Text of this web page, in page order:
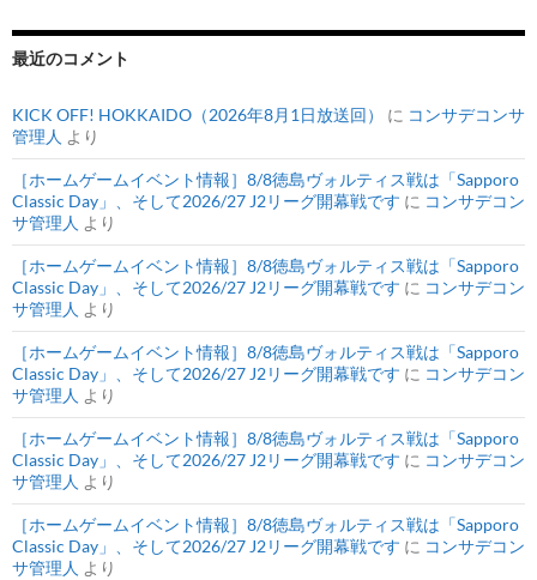
最近のコメント
KICK OFF! HOKKAIDO（2026年8月1日放送回） に コンサデコンサ
管理人 より
［ホームゲームイベント情報］8/8徳島ヴォルティス戦は「Sapporo
Classic Day」、そして2026/27 J2リーグ開幕戦です に コンサデコン
サ管理人 より
［ホームゲームイベント情報］8/8徳島ヴォルティス戦は「Sapporo
Classic Day」、そして2026/27 J2リーグ開幕戦です に コンサデコン
サ管理人 より
［ホームゲームイベント情報］8/8徳島ヴォルティス戦は「Sapporo
Classic Day」、そして2026/27 J2リーグ開幕戦です に コンサデコン
サ管理人 より
［ホームゲームイベント情報］8/8徳島ヴォルティス戦は「Sapporo
Classic Day」、そして2026/27 J2リーグ開幕戦です に コンサデコン
サ管理人 より
［ホームゲームイベント情報］8/8徳島ヴォルティス戦は「Sapporo
Classic Day」、そして2026/27 J2リーグ開幕戦です に コンサデコン
サ管理人 より